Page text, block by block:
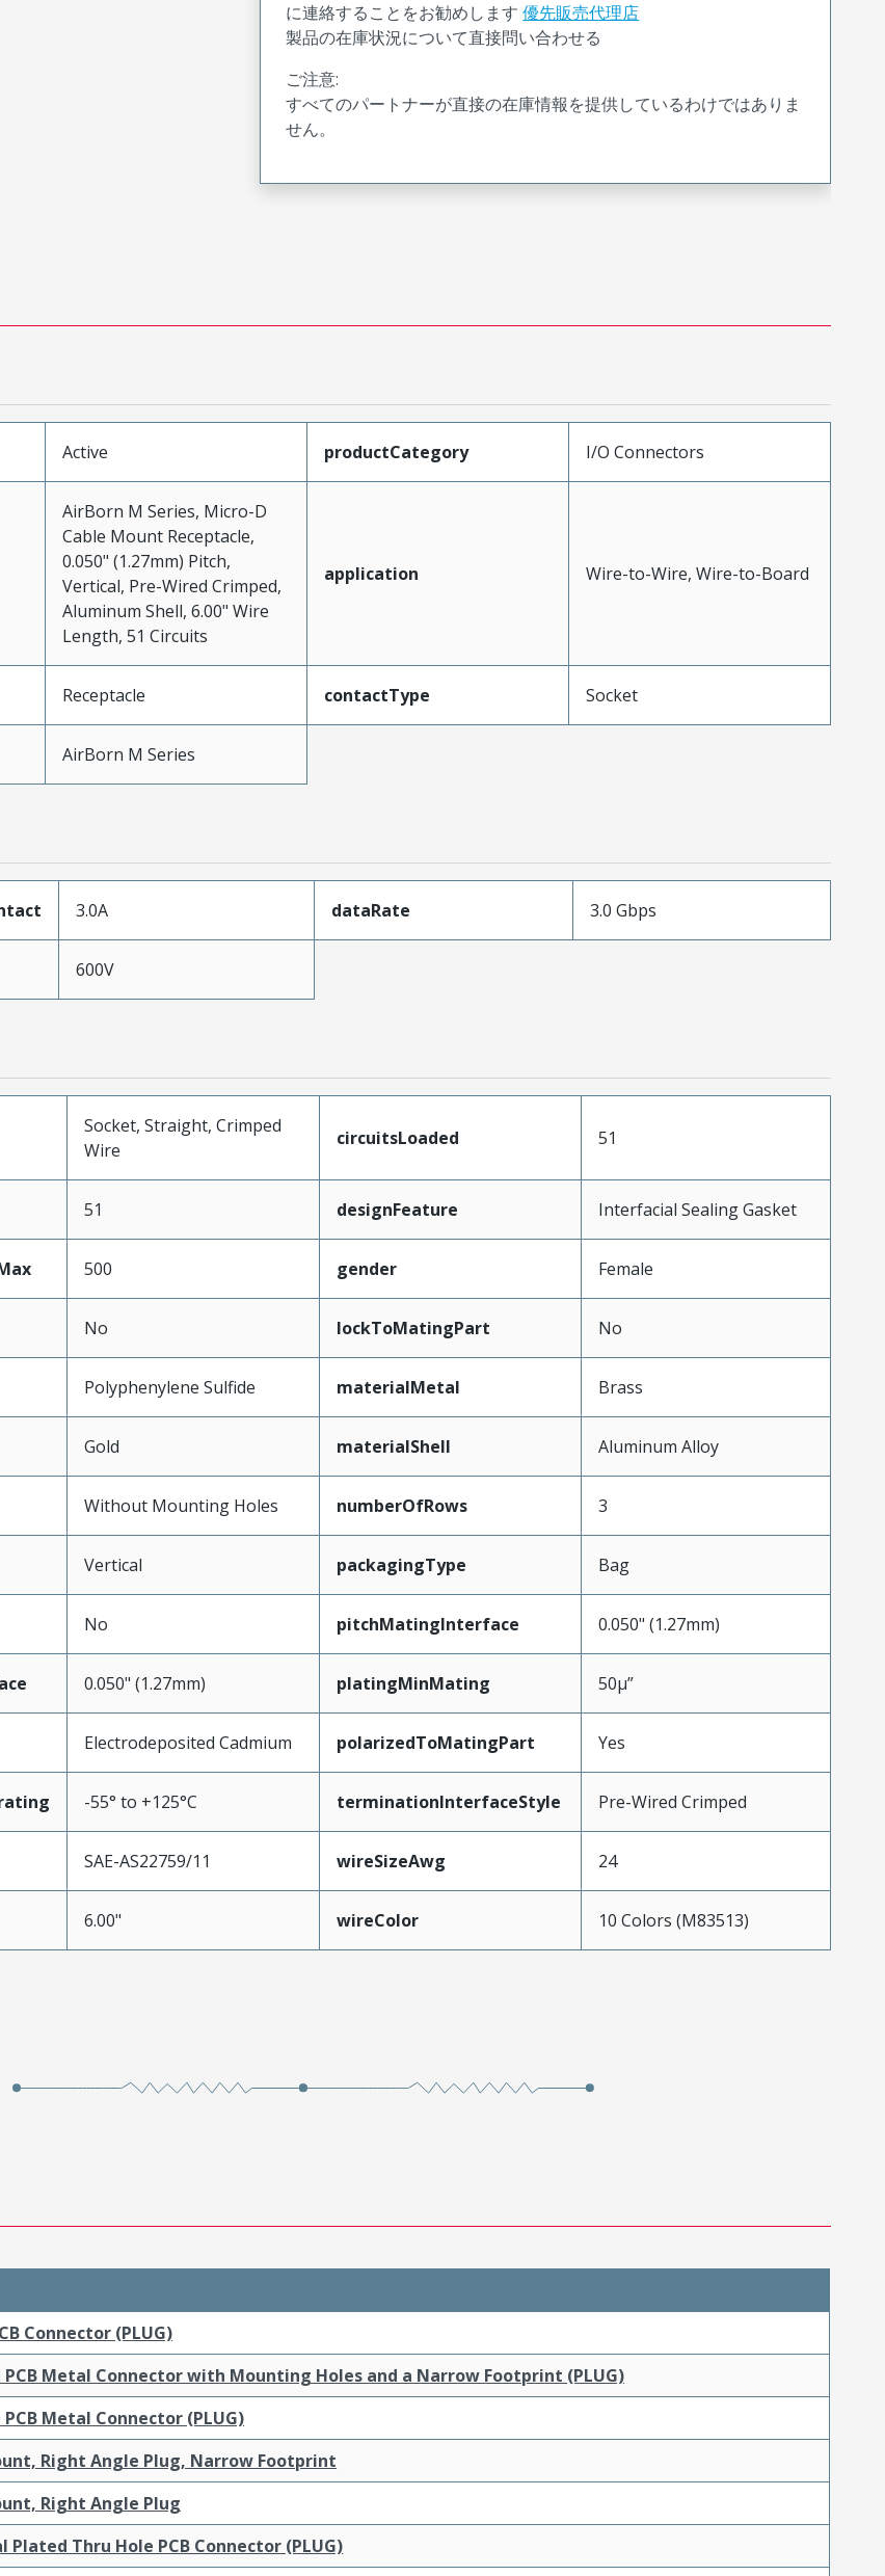
に連絡することをお勧めします 優先販売代理店
製品の在庫状況について直接問い合わせる
ご注意:
すべてのパートナーが直接の在庫情報を提供しているわけではありま
せん。
Active productCategory I/O Connectors
AirBorn M Series, Micro-D
Cable Mount Receptacle,
0.050" (1.27mm) Pitch,
Vertical, Pre-Wired Crimped,
Aluminum Shell, 6.00" Wire
Length, 51 Circuits
application Wire-to-Wire, Wire-to-Board
Receptacle contactType Socket
AirBorn M Series
3.0A dataRate 3.0 Gbps
600V
Socket, Straight, Crimped
Wire
circuitsLoaded 51
51 designFeature Interfacial Sealing Gasket
500 gender Female
No lockToMatingPart No
Polyphenylene Sulfide materialMetal Brass
Gold materialShell Aluminum Alloy
Without Mounting Holes numberOfRows 3
Vertical packagingType Bag
No pitchMatingInterface 0.050" (1.27mm)
0.050" (1.27mm) platingMinMating 50µ”
Electrodeposited Cadmium polarizedToMatingPart Yes
-55° to +125°C terminationInterfaceStyle Pre-Wired Crimped
SAE-AS22759/11 wireSizeAwg 24
6.00" wireColor 10 Colors (M83513)
Connector (PLUG)
Metal Connector with Mounting Holes and a Narrow Footprint (PLUG)
Metal Connector (PLUG)
Right Angle Plug, Narrow Footprint
Right Angle Plug
Thru Hole PCB Connector (PLUG)